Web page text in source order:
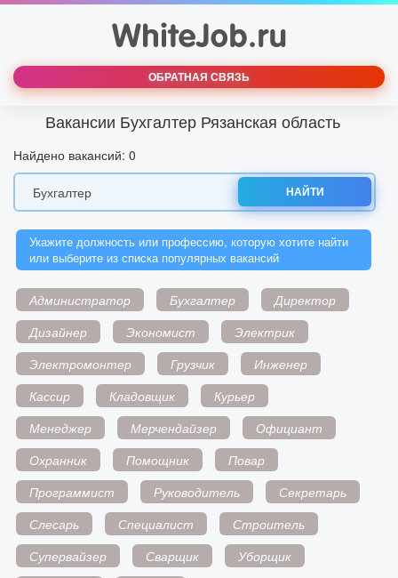
ОБРАТНАЯ СВЯЗЬ
Вакансии Бухгалтер Рязанская область
Найдено вакансий: 0
НАЙТИ
Укажите должность или профессию, которую хотите найти
или выберите из списка популярных вакансий
Администратор Бухгалтер
Директор
Дизайнер
Экономист
Электрик
Электромонтер
Грузчик
Инженер
Кассир
Кладовщик
Курьер
Менеджер
Мерчендайзер
Официант
Охранник
Помощник
Повар
Программист
Руководитель
Секретарь
Слесарь
Специалист
Строитель
Супервайзер
Сварщик
Уборщик